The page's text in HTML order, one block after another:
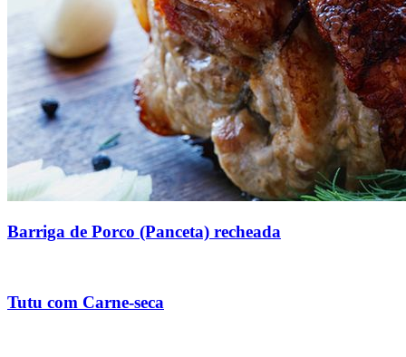
Barriga de Porco (Panceta) recheada
Tutu com Carne-seca